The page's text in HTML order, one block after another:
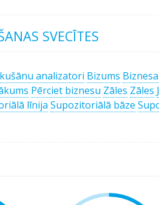
SVECĪTES
kušānu analizatori Bizums
Pērciet biznesu Zāles Zāles
līnija Supozitoriālā bāze